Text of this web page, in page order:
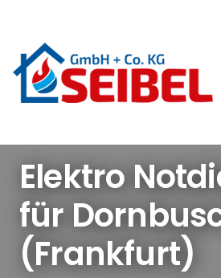
Elektro
für
(Frankfurt)